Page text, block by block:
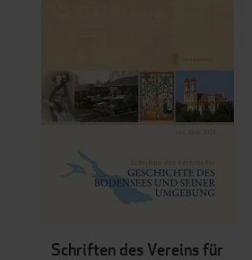
Schriften des Vereins für